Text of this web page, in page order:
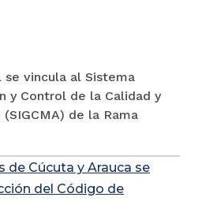
vincula al Sistema
y Control de la Calidad y
de la Rama
de Cúcuta y Arauca se
del Código de